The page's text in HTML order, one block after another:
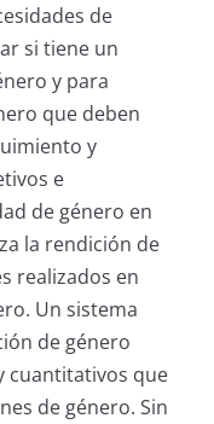
de
si tiene un
y para
que deben
y
e
de género en
la rendición de
realizados en
Un sistema
de género
cuantitativos que
de género. Sin